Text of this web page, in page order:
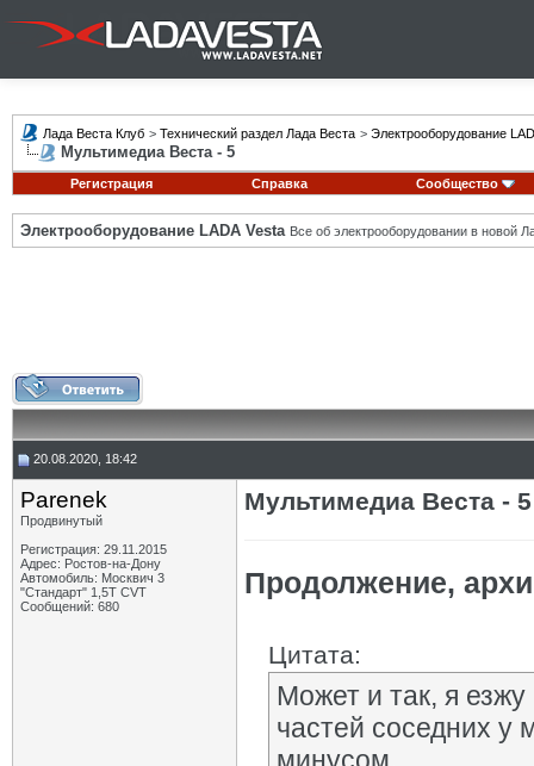
Лада Веста Клуб > Технический раздел Лада Веста > Электрооборудование
Мультимедиа Веста - 5
Регистрация Справка Сообщество
Электрооборудование LADA Vesta Все об электрооборудовании в новой
20.08.2020, 18:42
Parenek
Продвинутый
Регистрация: 29.11.2015
Адрес: Ростов-на-Дону
Автомобиль: Москвич 3
"Стандарт" 1,5Т CVT
Сообщений: 680
Мультимедиа Веста - 5
Продолжение,
Цитата:
Может и так, я
частей соседних у